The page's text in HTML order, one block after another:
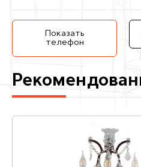
Показать
телефон